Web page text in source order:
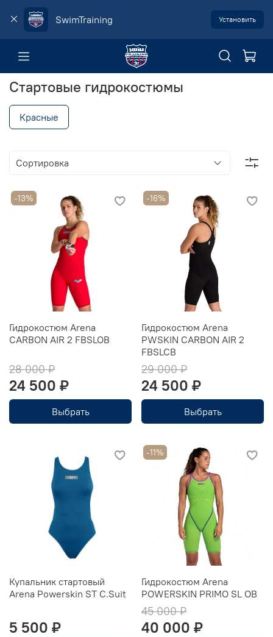
SwimTraining Установить
Стартовые гидрокостюмы
Красные
-13%
Гидрокостюм Arena
CARBON AIR 2 FBSLOB
28 000 ₽
24 500 ₽
Выбрать
-16%
Гидрокостюм Arena
PWSKIN CARBON AIR 2
FBSLCB
29 000 ₽
24 500 ₽
Выбрать
Купальник стартовый
Arena Powerskin ST C.Suit
5 500 ₽
-11%
Гидрокостюм Arena
POWERSKIN PRIMO SL OB
45 000 ₽
40 000 ₽